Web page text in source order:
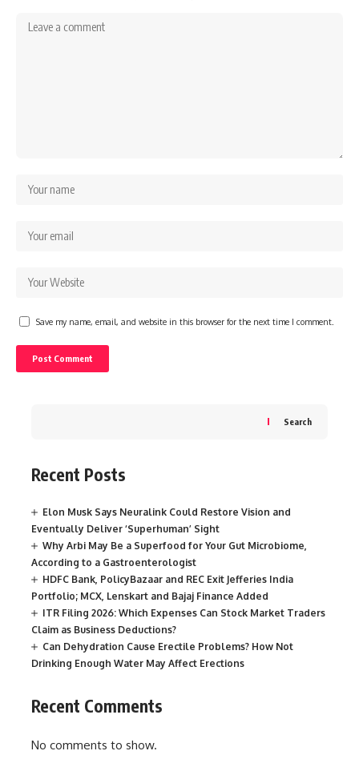
Save my name, email, and website in this browser for the next time I comment.
Search
Recent Posts
Elon Musk Says Neuralink Could Restore Vision and
Eventually Deliver ‘Superhuman’ Sight
Why Arbi May Be a Superfood for Your Gut Microbiome,
According to a Gastroenterologist
HDFC Bank, PolicyBazaar and REC Exit Jefferies India
Portfolio; MCX, Lenskart and Bajaj Finance Added
ITR Filing 2026: Which Expenses Can Stock Market Traders
Claim as Business Deductions?
Can Dehydration Cause Erectile Problems? How Not
Drinking Enough Water May Affect Erections
Recent Comments
No comments to show.